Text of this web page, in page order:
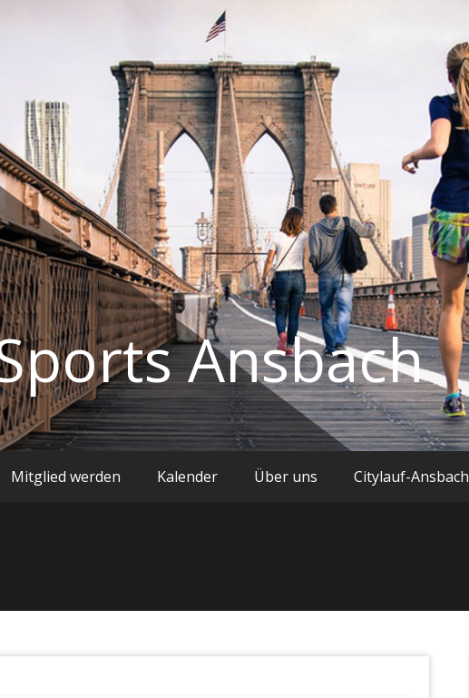
Ansbach
Mitglied werden Kalender Über uns Citylauf-Ansbach